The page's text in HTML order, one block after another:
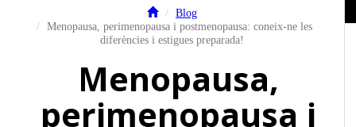
Blog
Menopausa, perimenopausa i postmenopausa: coneix-ne les
diferències i estigues preparada!
Menopausa,
perimenopausa i